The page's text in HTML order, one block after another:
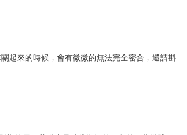
關起來的時候，會有微微的無法完全密合，還請斟